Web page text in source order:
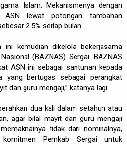
Islam. Mekanismenya dengan
lewat potongan tambahan
2.5% setiap bulan.
ini kemudian dikelola bekerjasama
(BAZNAS) Sergai. BAZNAS
ASN ini sebagai santunan kepada
yang bertugas sebagai perangkat
dan guru mengaji,” katanya lagi.
dua kali dalam setahun atau
agar bilal mayit dan guru mengaji
tidak dari nominalnya,
Pemkab Sergai untuk